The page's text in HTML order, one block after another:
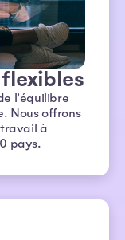
l'équilibre
Nous offrons
travail à
pays.